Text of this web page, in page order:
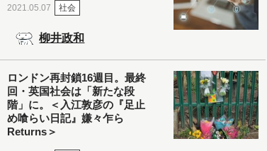
2021.05.07 社会
柳井政和
ロンドン再封鎖16週目。最終
回・英国社会は「新たな段
階」に。＜入江敦彦の『足止
め喰らい日記』嫌々乍ら
Returns＞